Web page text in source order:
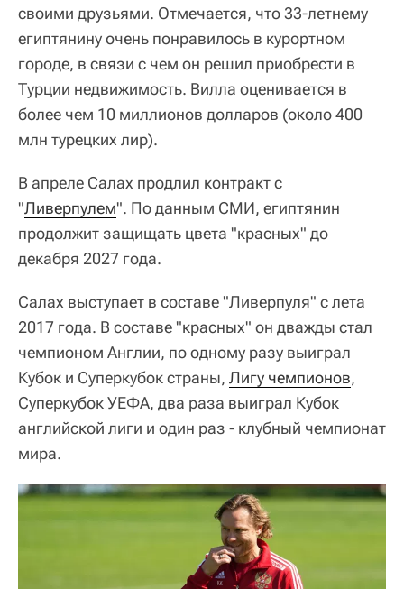
своими друзьями. Отмечается, что 33-летнему
египтянину очень понравилось в курортном
городе, в связи с чем он решил приобрести в
Турции недвижимость. Вилла оценивается в
более чем 10 миллионов долларов (около 400
млн турецких лир).
В апреле Салах продлил контракт с
"Ливерпулем". По данным СМИ, египтянин
продолжит защищать цвета "красных" до
декабря 2027 года.
Салах выступает в составе "Ливерпуля" с лета
2017 года. В составе "красных" он дважды стал
чемпионом Англии, по одному разу выиграл
Кубок и Суперкубок страны, Лигу чемпионов,
Суперкубок УЕФА, два раза выиграл Кубок
английской лиги и один раз - клубный чемпионат
мира.